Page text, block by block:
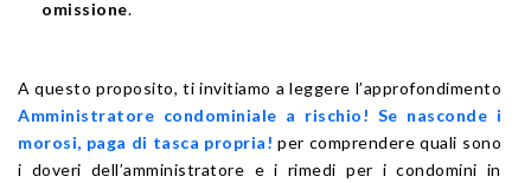
omissione.
A questo proposito, ti invitiamo a leggere l’approfondimento
Amministratore condominiale a rischio! Se nasconde i
morosi, paga di tasca propria! per comprendere quali sono
i doveri dell’amministratore e i rimedi per i condomini in